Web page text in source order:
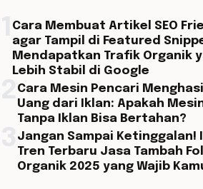
Cara Membuat Artikel SEO
agar Tampil di Featured
Mendapatkan Trafik Organik
Lebih Stabil di Google
Cara Mesin Pencari
Uang dari Iklan: Apakah
Tanpa Iklan Bisa Bertahan?
Jangan Sampai Ketinggalan!
Tren Terbaru Jasa Tambah
Organik 2025 yang Wajib